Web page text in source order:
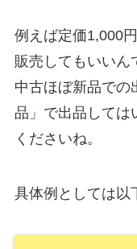
例えば定価1,000
販売してもいいん
中古ほぼ新品での
品」で出品しては
くださいね。
具体例としては以